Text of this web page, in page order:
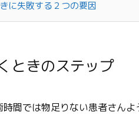
に失敗する２つの要因
ときのステップ
間では物足りない患者さんよ